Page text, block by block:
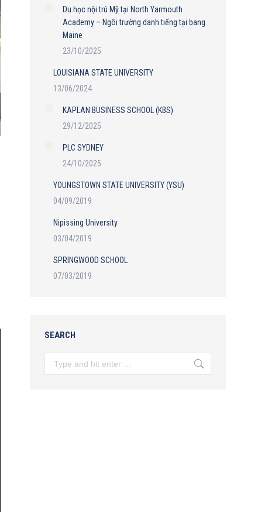
Du học nội trú Mỹ tại North Yarmouth
Academy – Ngôi trường danh tiếng tại bang
Maine
23/10/2025
LOUISIANA STATE UNIVERSITY
13/06/2024
KAPLAN BUSINESS SCHOOL (KBS)
29/12/2025
PLC SYDNEY
24/10/2025
YOUNGSTOWN STATE UNIVERSITY (YSU)
04/09/2019
Nipissing University
03/04/2019
SPRINGWOOD SCHOOL
07/03/2019
SEARCH